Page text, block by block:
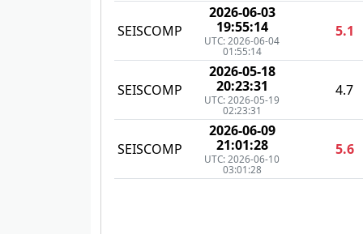
SEISCOMP
2026-06-03
19:55:14
UTC: 2026-06-04
01:55:14
5.1
SEISCOMP
2026-05-18
20:23:31
UTC: 2026-05-19
02:23:31
4.7
SEISCOMP
2026-06-09
21:01:28
UTC: 2026-06-10
03:01:28
5.6